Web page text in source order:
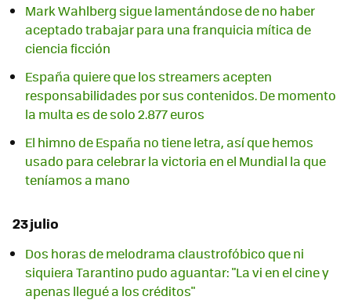
Mark Wahlberg sigue lamentándose de no haber
aceptado trabajar para una franquicia mítica de
ciencia ficción
España quiere que los streamers acepten
responsabilidades por sus contenidos. De momento
la multa es de solo 2.877 euros
El himno de España no tiene letra, así que hemos
usado para celebrar la victoria en el Mundial la que
teníamos a mano
23 julio
Dos horas de melodrama claustrofóbico que ni
siquiera Tarantino pudo aguantar: "La vi en el cine y
apenas llegué a los créditos"